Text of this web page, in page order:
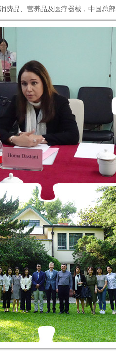
品、营养品及医疗器械，中国总部